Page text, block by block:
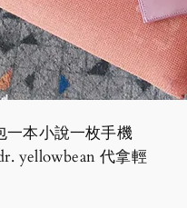
一本小說一枚手機
yellowbean 代拿輕